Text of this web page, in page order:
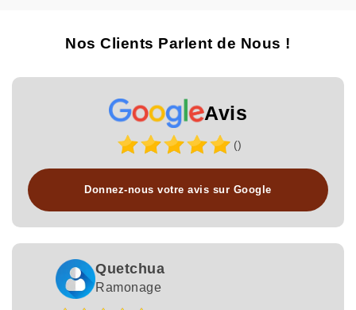
Nos Clients Parlent de Nous !
Avis
()
Donnez-nous votre avis sur Google
Quetchua
Ramonage